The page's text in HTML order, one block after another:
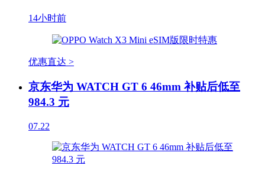
14小时前
优惠直达 >
京东华为 WATCH GT 6 46mm 补贴后低至
984.3 元
07.22